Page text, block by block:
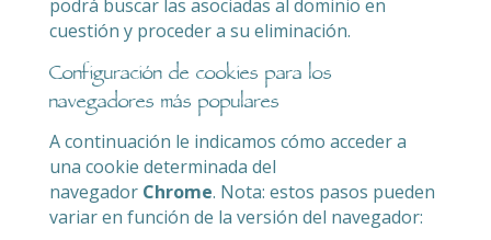
podrá buscar las asociadas al dominio en
cuestión y proceder a su eliminación.
Configuración de cookies para los
navegadores más populares
A continuación le indicamos cómo acceder a
una cookie determinada del
navegador Chrome. Nota: estos pasos pueden
variar en función de la versión del navegador: